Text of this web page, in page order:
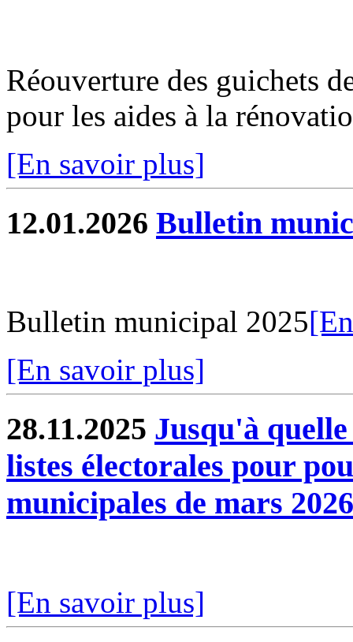
Réouverture des guichets
pour les aides à la
[En savoir plus]
12.01.2026 Bulletin
Bulletin municipal 2025
[En savoir plus]
28.11.2025 Jusqu'à
listes électorales pour
municipales de mars 2026
[En savoir plus]